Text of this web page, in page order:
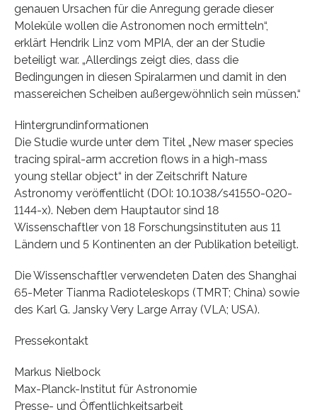
genauen Ursachen für die Anregung gerade dieser
Moleküle wollen die Astronomen noch ermitteln“,
erklärt Hendrik Linz vom MPIA, der an der Studie
beteiligt war. „Allerdings zeigt dies, dass die
Bedingungen in diesen Spiralarmen und damit in den
massereichen Scheiben außergewöhnlich sein müssen.“
Hintergrundinformationen
Die Studie wurde unter dem Titel „New maser species
tracing spiral-arm accretion flows in a high-mass
young stellar object“ in der Zeitschrift Nature
Astronomy veröffentlicht (DOI: 10.1038/s41550-020-
1144-x). Neben dem Hauptautor sind 18
Wissenschaftler von 18 Forschungsinstituten aus 11
Ländern und 5 Kontinenten an der Publikation beteiligt.
Die Wissenschaftler verwendeten Daten des Shanghai
65-Meter Tianma Radioteleskops (TMRT; China) sowie
des Karl G. Jansky Very Large Array (VLA; USA).
Pressekontakt
Markus Nielbock
Max-Planck-Institut für Astronomie
Presse- und Öffentlichkeitsarbeit